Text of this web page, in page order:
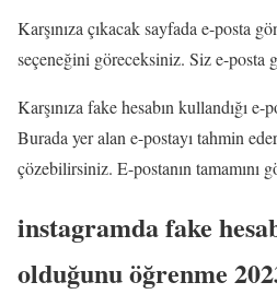
Karşınıza çıkacak sayfada e-posta
seçeneğini göreceksiniz. Siz e-posta
Karşınıza fake hesabın kullandığı
Burada yer alan e-postayı tahmin
çözebilirsiniz. E-postanın tamamını
instagramda fake
olduğunu öğrenme